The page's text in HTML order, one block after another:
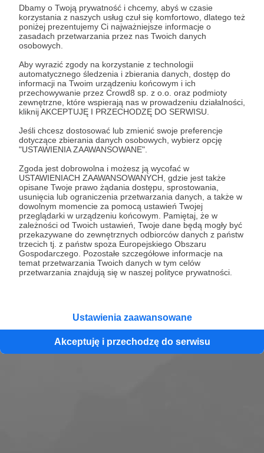
Dbamy o Twoją prywatność i chcemy, abyś w czasie
korzystania z naszych usług czuł się komfortowo, dlatego też
poniżej prezentujemy Ci najważniejsze informacje o
zasadach przetwarzania przez nas Twoich danych
osobowych.
Aby wyrazić zgody na korzystanie z technologii
automatycznego śledzenia i zbierania danych, dostęp do
informacji na Twoim urządzeniu końcowym i ich
przechowywanie przez Crowd8 sp. z o.o. oraz podmioty
zewnętrzne, które wspierają nas w prowadzeniu działalności,
kliknij AKCEPTUJĘ I PRZECHODZĘ DO SERWISU.
Jeśli chcesz dostosować lub zmienić swoje preferencje
dotyczące zbierania danych osobowych, wybierz opcję
"USTAWIENIA ZAAWANSOWANE".
Zgoda jest dobrowolna i możesz ją wycofać w
USTAWIENIACH ZAAWANSOWANYCH, gdzie jest także
opisane Twoje prawo żądania dostępu, sprostowania,
usunięcia lub ograniczenia przetwarzania danych, a także w
dowolnym momencie za pomocą ustawień Twojej
przeglądarki w urządzeniu końcowym. Pamiętaj, że w
zależności od Twoich ustawień, Twoje dane będą mogły być
przekazywane do zewnętrznych odbiorców danych z państw
trzecich tj. z państw spoza Europejskiego Obszaru
Gospodarczego. Pozostałe szczegółowe informacje na
temat przetwarzania Twoich danych w tym celów
przetwarzania znajdują się w naszej polityce prywatności.
Ustawienia zaawansowane
Akceptuję i przechodzę do serwisu
Słuchaj Andrzej Silczuk Podcast w aplikacji
Patronite Audio
Ktoś kiedyś powiedział, że człowiek może mieć
tylko dwa życia. Drugie zacznie się wtedy, gdy
uświadomi sobie, że od zawsze było tylko jedno.
Czy jesteście gotowi na zmianę? A może...
wszystko jest w porządku? To wszystko co masz,
to Twoje jedno życie. Tu i teraz.
Zobacz profil